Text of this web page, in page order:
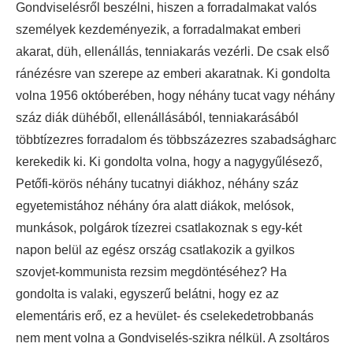
Gondviselésről beszélni, hiszen a forradalmakat valós
személyek kezdeményezik, a forradalmakat emberi
akarat, düh, ellenállás, tenniakarás vezérli. De csak első
ránézésre van szerepe az emberi akaratnak. Ki gondolta
volna 1956 októberében, hogy néhány tucat vagy néhány
száz diák dühéből, ellenállásából, tenniakarásából
többtízezres forradalom és többszázezres szabadságharc
kerekedik ki. Ki gondolta volna, hogy a nagygyűlésező,
Petőfi-körös néhány tucatnyi diákhoz, néhány száz
egyetemistához néhány óra alatt diákok, melósok,
munkások, polgárok tízezrei csatlakoznak s egy-két
napon belül az egész ország csatlakozik a gyilkos
szovjet-kommunista rezsim megdöntéséhez? Ha
gondolta is valaki, egyszerű belátni, hogy ez az
elementáris erő, ez a hevület- és cselekedetrobbanás
nem ment volna a Gondviselés-szikra nélkül. A zsoltáros